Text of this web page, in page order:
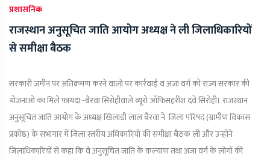
प्रशासनिक
राजस्थान अनुसूचित जाति आयोग अध्यक्ष ने ली जिलाधिकारियों
से समीक्षा बैठक
सरकारी जमीन पर अतिक्रमण करने वालो पर कार्रवाई व अजा वर्ग को राज्य सरकार की
योजनाओ का मिले फायदा:-बैरवा सिरोहीवाले ब्यूरो ऑफिसहरीश दवे सिरोही। राजस्थान
अनुसूचित जाति आयोग के अध्यक्ष खिलाड़ी लाल बैरवा ने जिला परिषद (ग्रामीण विकास
प्रकोष्ठ) के सभागार में जिला स्तरीय अधिकारियों की समीक्षा बैठक ली और उन्होंने
जिलाधिकारियों से कहा कि वे अनुसूचित जाति के कल्याण तथा अजा वर्ग के लोगों की